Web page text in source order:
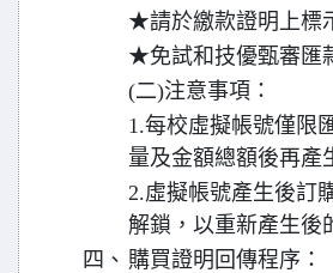
★請於繳款證明上標
★免試和技優甄審匯
(二)注意事項：
1.每校虛擬帳號僅限
量及金額總額後再產
2.虛擬帳號產生後訂
解鎖，以重新產生後
四、 購買證明回傳程序：